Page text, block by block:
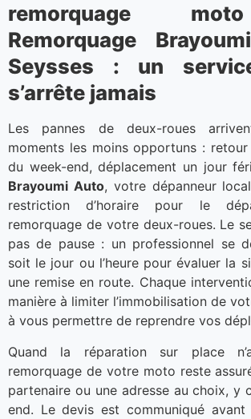
remorquage
Remorquage
Seysses : un
s’arrête jamais
Les pannes de deux-roues
moments les moins opportuns :
du week-end, déplacement un jour
Brayoumi Auto, votre dépanneur
restriction d’horaire pour le
remorquage de votre deux-roues. Le
pas de pause : un professionnel se
soit le jour ou l’heure pour évaluer la
une remise en route. Chaque
manière à limiter l’immobilisation de
à vous permettre de reprendre vos
Quand la réparation sur place
remorquage de votre moto reste
partenaire ou une adresse au choix, y
end. Le devis est communiqué avant